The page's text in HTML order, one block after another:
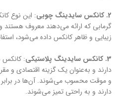
2. کانکس سایدینگ چوبی: این نوع
گرمابی که ارائه می‌دهند معروف
زیبایی و ظاهر کانکس داده می‌شود،
3. کانکس سایدینگ پلاستیکی: کانکس
دارند و به‌عنوان یک گزینه اقتصادی و
و موقت محسوب می‌شوند. آن‌ها در
دارند و به راحتی تمیز می‌شوند.